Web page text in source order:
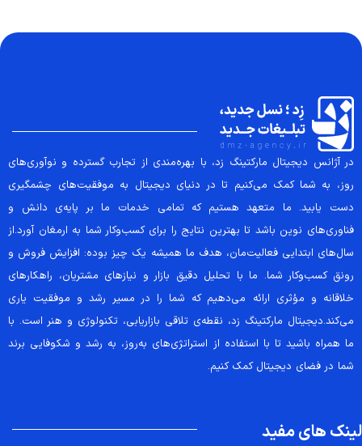
در آژانس دیجیتال مارکتینگ زد، با بهره‌مندی از تجارب گسترده و نوآوری‌های
روز، به شما کمک می‌کنیم تا در دنیای دیجیتال به موفقیت‌های چشمگیری
دست یابید. ما متعهد هستیم که تمامی خدمات ما بر پایه‌ی دانش و
فناوری‌های نوین باشد تا بهترین نتایج را برای کسب‌وکار شما به ارمغان آورد.از
سال‌های ابتدایی فعالیت‌مان، هدف ما همیشه یک چیز بوده: افزایش فروش و
رونق کسب‌وکار شما. ما با تحلیل دقیق بازار و نیازهای مشتریان، راهکارهای
خلاقانه و مؤثری ارائه می‌دهیم که شما را در مسیر رشد و موفقیت یاری
می‌کند.دیجیتال مارکتینگ زد، نقطه‌ی تلاقی بازاریابی، تکنولوژی و هنر است. با
ما همراه باشید تا با استفاده از استراتژی‌های به‌روز، به رشد و شکوفایی برند
شما در فضای دیجیتال کمک کنیم.
لینک های مفید